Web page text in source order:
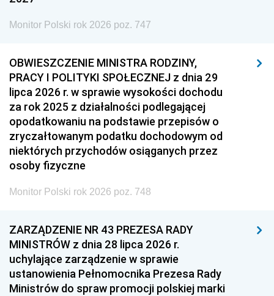
Monitor Polski rok 2026 poz. 747
OBWIESZCZENIE MINISTRA RODZINY,
PRACY I POLITYKI SPOŁECZNEJ z dnia 29
lipca 2026 r. w sprawie wysokości dochodu
za rok 2025 z działalności podlegającej
opodatkowaniu na podstawie przepisów o
zryczałtowanym podatku dochodowym od
niektórych przychodów osiąganych przez
osoby fizyczne
Monitor Polski rok 2026 poz. 748
ZARZĄDZENIE NR 43 PREZESA RADY
MINISTRÓW z dnia 28 lipca 2026 r.
uchylające zarządzenie w sprawie
ustanowienia Pełnomocnika Prezesa Rady
Ministrów do spraw promocji polskiej marki